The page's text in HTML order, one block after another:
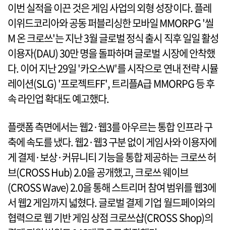
이번 실적을 이끈 것은 게임 사업의 외형 성장이다. 플레
이위드코리아와 공동 퍼블리싱한 모바일 MMORPG '씰
M 온 크로쓰'는 지난 3월 글로벌 정식 출시 직후 일일 활성
이용자(DAU) 30만 명을 돌파하며 글로벌 시장에 안착했
다. 이어 지난 29일 '카오스W'를 시작으로 연내 전략 시뮬
레이션(SLG) '프로젝트FF', 트리플A급 MMORPG 등 후
속 라인업 확대도 예고했다.
플랫폼 측면에서는 웹2·웹3를 아우르는 통합 인프라 구
축에 속도를 냈다. 웹2·웹3 구분 없이 게임사와 이용자에
게 결제·보상·커뮤니티 기능을 통합 제공하는 크로쓰 허
브(CROSS Hub) 2.0을 공개했고, 크로쓰 웨이브
(CROSS Wave) 2.0을 통해 스트리머 참여 범위를 웹3에
서 웹2 게임까지 넓혔다. 글로벌 결제 기업 월드페이와의
협력으로 웹 기반 게임 상점 크로쓰샵(CROSS Shop)의